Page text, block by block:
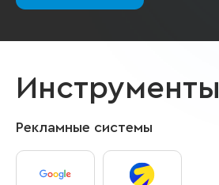
Инструменты
Рекламные системы